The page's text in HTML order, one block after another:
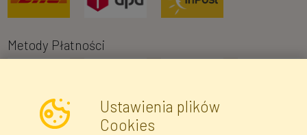
Metody Płatności
Ustawienia plików
Cookies